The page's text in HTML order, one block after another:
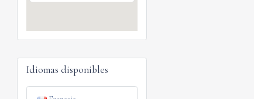
Idiomas disponibles